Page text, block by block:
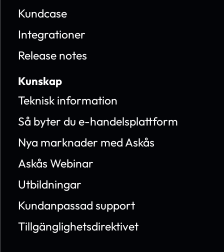
Kundcase
Integrationer
Release notes
Kunskap
Teknisk information
Så byter du e-handelsplattform
Nya marknader med Askås
Askås Webinar
Utbildningar
Kundanpassad support
Tillgänglighetsdirektivet